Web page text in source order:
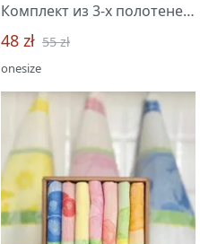
Комплект из 3-х полотенец 49*70 "Кофеман-3"
48 zł 55 zł
onesize